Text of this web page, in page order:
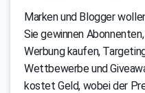
Marken und Blogger
Sie gewinnen
Werbung kaufen,
Wettbewerbe und
kostet Geld, wobei der